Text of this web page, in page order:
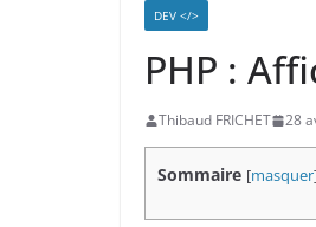
DEV </>
PHP :
Thibaud FRICHET 28
Sommaire [masquer